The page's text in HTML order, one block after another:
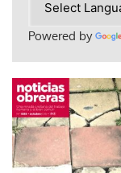
Powered by